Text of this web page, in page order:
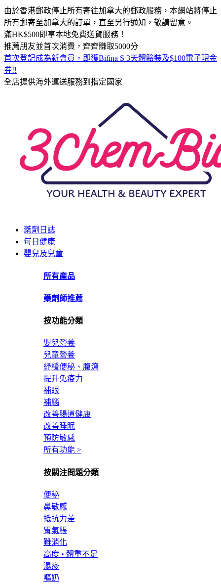
由於香港郵政停止所有寄往加拿大的郵政服務，本網站將停止
所有郵寄至加拿大的訂單，直至另行通知，敬請留意。
滿HK$500即享本地免費送貨服務！
推薦朋友並首次消費，齊齊賺取5000分
首次登記成為新會員，即獲Bifina S 3天體驗裝及$100電子現金
券!!
全店提供海外運送服務到指定國家
藥劑日誌
每日健康
嬰兒及兒童
所有產品
藥劑師推薦
按功能分類
嬰兒營養
兒童營養
紓緩便秘、腹瀉
提升免疫力
補眼
補腦
改善腸道健康
改善睡眠
預防敏感
所有功能 >
按關注問題分類
便秘
鼻敏感
抵抗力差
胃氣脹
難消化
高度 • 體重不足
濕疹
嘔奶